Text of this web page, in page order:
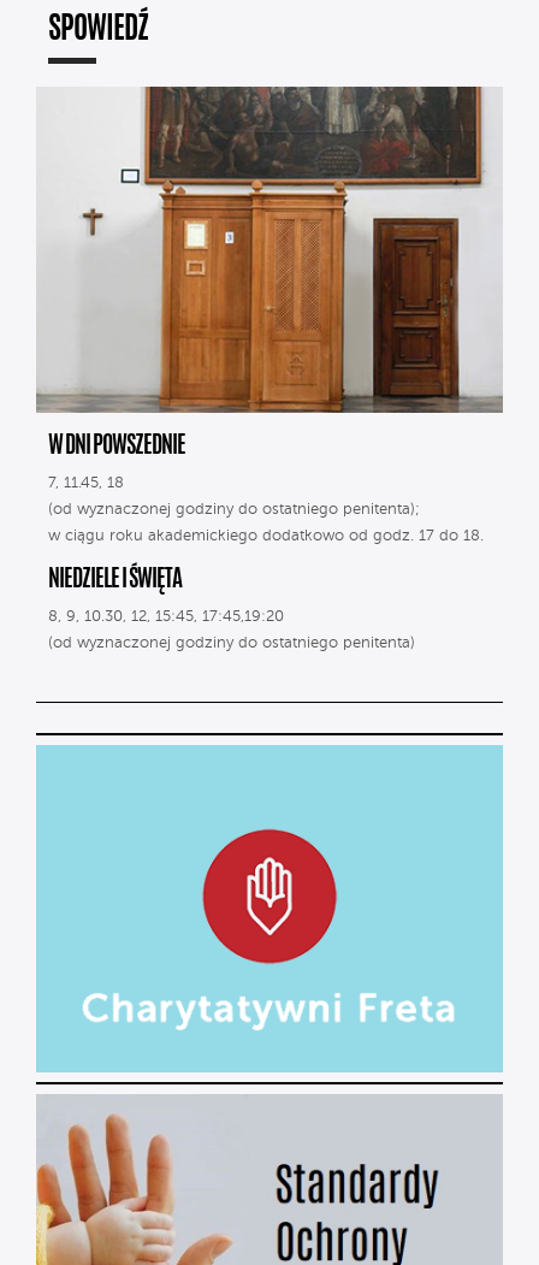
SPOWIEDŹ
W DNI POWSZEDNIE
7, 11.45, 18
(od wyznaczonej godziny do ostatniego penitenta);
w ciągu roku akademickiego dodatkowo od godz. 17 do 18.
NIEDZIELE I ŚWIĘTA
8, 9, 10.30, 12, 15:45, 17:45,19:20
(od wyznaczonej godziny do ostatniego penitenta)